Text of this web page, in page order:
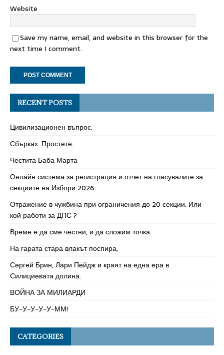
Website
Save my name, email, and website in this browser for the
next time I comment.
RECENT POSTS
Цивилизационен въпрос.
Сбърках. Простете.
Честита Баба Марта
Онлайн система за регистрация и отчет на гласувалите за
секциите на Избори 2026
Отражение в чужбина при ограничения до 20 секции. Или
кой работи за ДПС ?
Време е да сме честни, и да сложим точка.
На гарата стара влакът поспира,
Сергей Брин, Лари Пейдж и краят на една ера в
Силициевата долина.
ВОЙНА ЗА МИЛИАРДИ
БУ-У-У-У-У-ММ!
CATEGORIES